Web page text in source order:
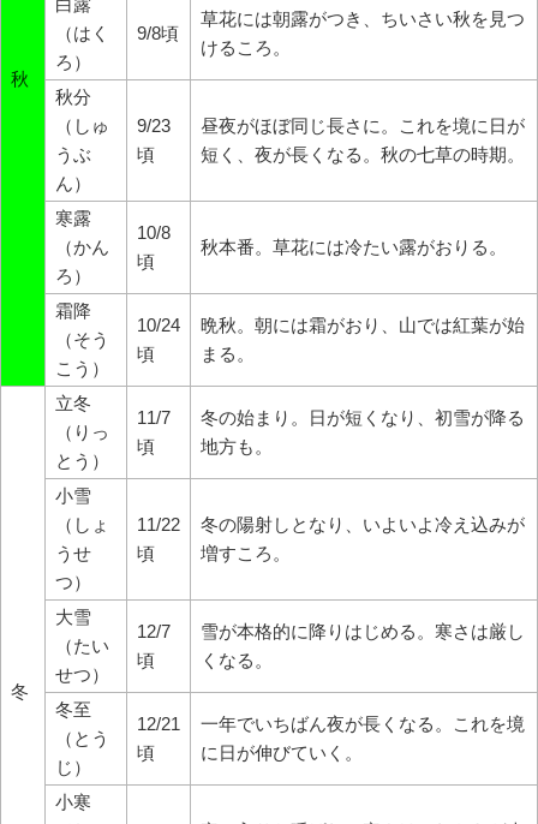
秋
白露
（はく
ろ）
9/8頃
草花には朝露がつき、ちいさい秋を見つ
けるころ。
秋分
（しゅ
うぶ
ん）
9/23
頃
昼夜がほぼ同じ長さに。これを境に日が
短く、夜が長くなる。秋の七草の時期。
寒露
（かん
ろ）
10/8
頃
秋本番。草花には冷たい露がおりる。
霜降
（そう
こう）
10/24
頃
晩秋。朝には霜がおり、山では紅葉が始
まる。
冬
立冬
（りっ
とう）
11/7
頃
冬の始まり。日が短くなり、初雪が降る
地方も。
小雪
（しょ
うせ
つ）
11/22
頃
冬の陽射しとなり、いよいよ冷え込みが
増すころ。
大雪
（たい
せつ）
12/7
頃
雪が本格的に降りはじめる。寒さは厳し
くなる。
冬至
（とう
じ）
12/21
頃
一年でいちばん夜が長くなる。これを境
に日が伸びていく。
小寒